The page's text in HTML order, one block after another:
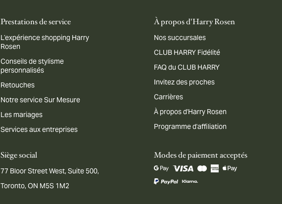
Prestations de service
L’expérience shopping Harry
Rosen
Conseils de stylisme
personnalisés
Retouches
Notre service Sur Mesure
Les mariages
Services aux entreprises
À propos d'Harry Rosen
Nos succursales
CLUB HARRY Fidélité
FAQ du CLUB HARRY
Invitez des proches
Carrières
À propos d'Harry Rosen
Programme d'affiliation
Siège social
77 Bloor Street West, Suite 500,
Toronto, ON M5S 1M2
Modes de paiement acceptés